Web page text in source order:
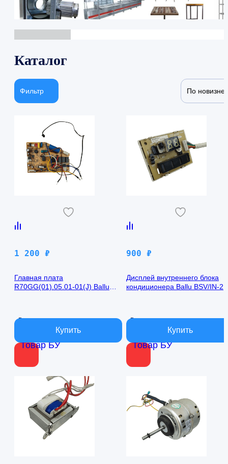
Каталог
Фильтр По новизне
Товар БУ
1 200 ₽
Главная плата
R70GG(01).05.01-01(J) Ballu
В наличии
Товар БУ
900 ₽
Дисплей внутреннего блока
кондиционера Ballu BSV/IN-
В наличии